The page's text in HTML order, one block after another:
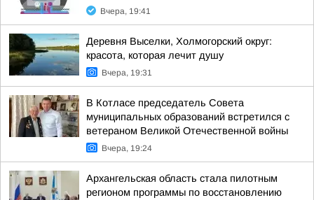
Вчера, 19:41
Деревня Выселки, Холмогорский округ:
красота, которая лечит душу
Вчера, 19:31
В Котласе председатель Совета
муниципальных образований встретился с
ветераном Великой Отечественной войны
Вчера, 19:24
Архангельская область стала пилотным
регионом программы по восстановлению